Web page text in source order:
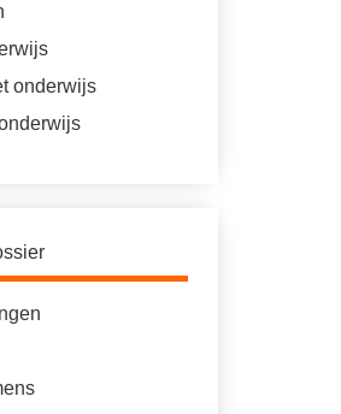
onderwijs